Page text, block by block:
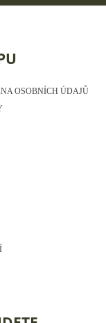
OSOBNÍCH ÚDAJŮ